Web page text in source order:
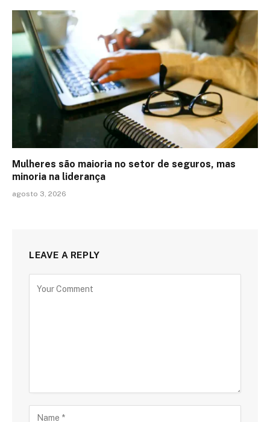
Mulheres são maioria no setor de seguros, mas
minoria na liderança
agosto 3, 2026
LEAVE A REPLY